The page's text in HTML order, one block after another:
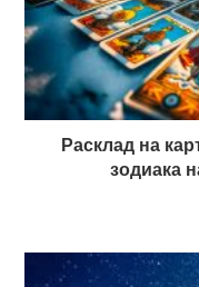
Расклад на
зодиака